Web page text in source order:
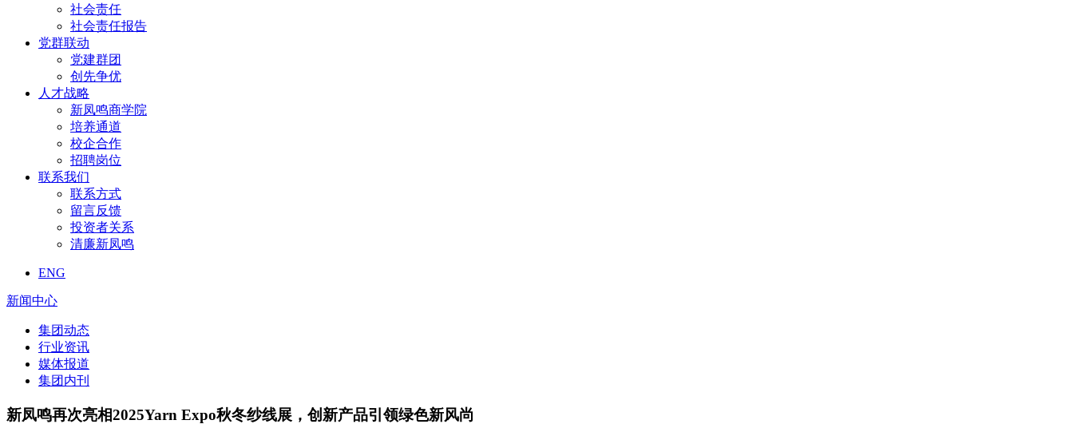
社会责任
社会责任报告
党群联动
党建群团
创先争优
人才战略
新凤鸣商学院
培养通道
校企合作
招聘岗位
联系我们
联系方式
留言反馈
投资者关系
清廉新凤鸣
ENG
新闻中心
集团动态
行业资讯
媒体报道
集团内刊
新凤鸣再次亮相2025Yarn Expo秋冬纱线展，创新产品引领绿色新风尚